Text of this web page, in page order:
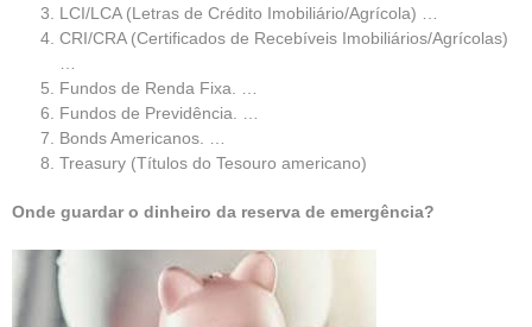
LCI/LCA (Letras de Crédito Imobiliário/Agrícola) …
CRI/CRA (Certificados de Recebíveis Imobiliários/Agrícolas)
Fundos de Renda Fixa. …
Fundos de Previdência. …
Bonds Americanos. …
Treasury (Títulos do Tesouro americano)
Onde guardar o dinheiro da reserva de emergência?